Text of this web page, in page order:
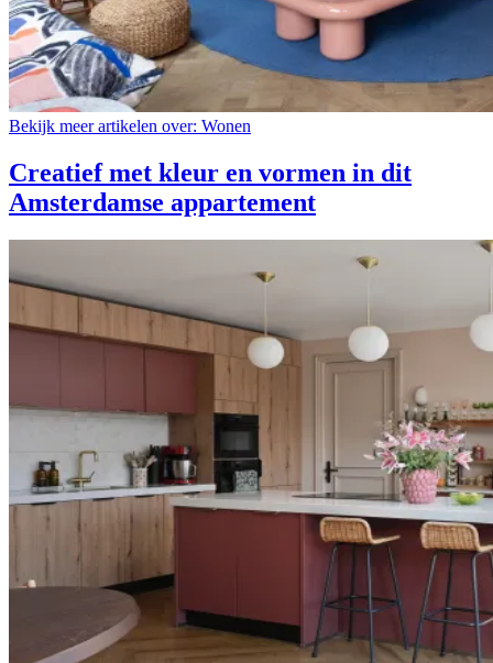
Bekijk meer artikelen over: Wonen
Creatief met kleur en vormen in dit
Amsterdamse appartement